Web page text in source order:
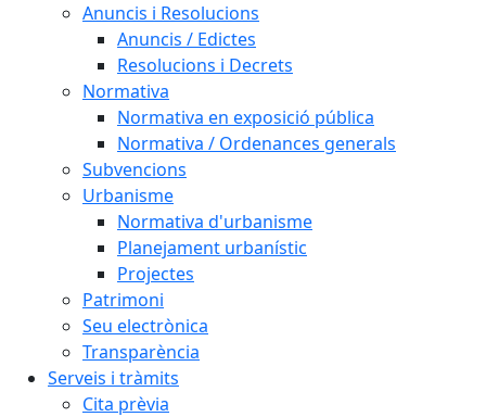
Anuncis i Resolucions
Anuncis / Edictes
Resolucions i Decrets
Normativa
Normativa en exposició pública
Normativa / Ordenances generals
Subvencions
Urbanisme
Normativa d'urbanisme
Planejament urbanístic
Projectes
Patrimoni
Seu electrònica
Transparència
Serveis i tràmits
Cita prèvia